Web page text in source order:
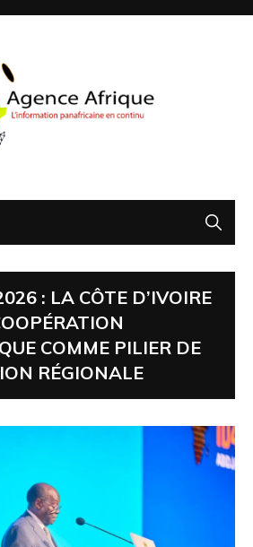
: LA CÔTE D’IVOIRE
COMME PILIER DE
RÉGIONALE